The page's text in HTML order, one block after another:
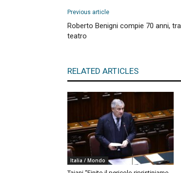
Previous article
Roberto Benigni compie 70 anni,
teatro
RELATED ARTICLES
Italia / Mondo